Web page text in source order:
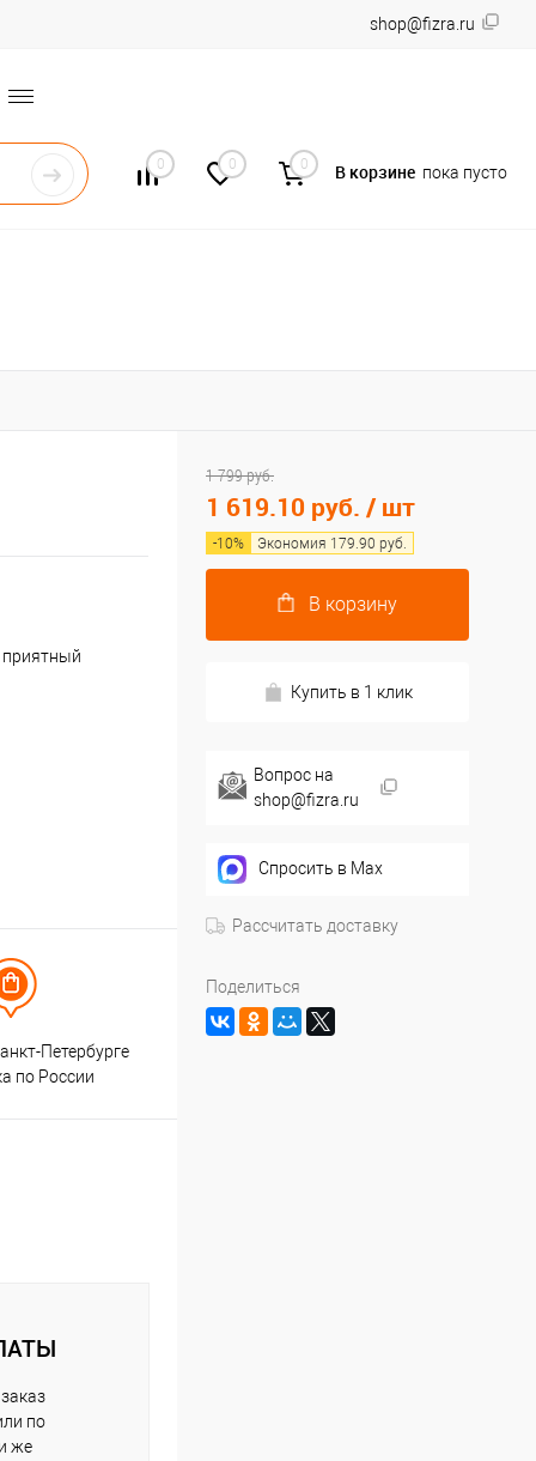
shop@fizra.ru
0 0 0 В корзине пока пусто
приятный
Петербурге
по России
по
же
1 799 руб.
1 619.10 руб. / шт
-10% Экономия 179.90 руб.
В корзину
Купить в 1 клик
Вопрос на
shop@fizra.ru
Спросить в Max
Рассчитать доставку
Поделиться